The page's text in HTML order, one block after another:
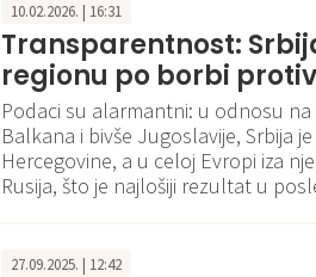
10.02.2026. | 16:31
Transparentnost:
regionu po borbi
Podaci su alarmantni: u odnosu
Balkana i bivše Jugoslavije, Srbija
Hercegovine, a u celoj Evropi iza
Rusija, što je najlošiji rezultat u
27.09.2025. | 12:42